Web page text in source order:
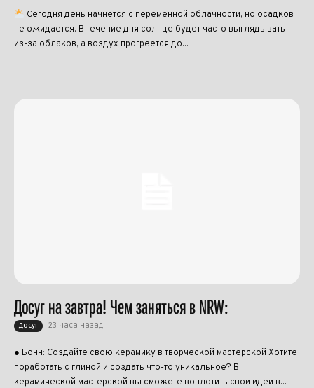
Сегодня день начнётся с переменной облачности, но осадков
не ожидается. В течение дня солнце будет часто выглядывать
из-за облаков, а воздух прогреется до...
Досуг на завтра! Чем заняться в NRW:
Досуг 23 часа назад
● Бонн: Создайте свою керамику в творческой мастерской Хотите
поработать с глиной и создать что-то уникальное? В
керамической мастерской вы сможете воплотить свои идеи в...